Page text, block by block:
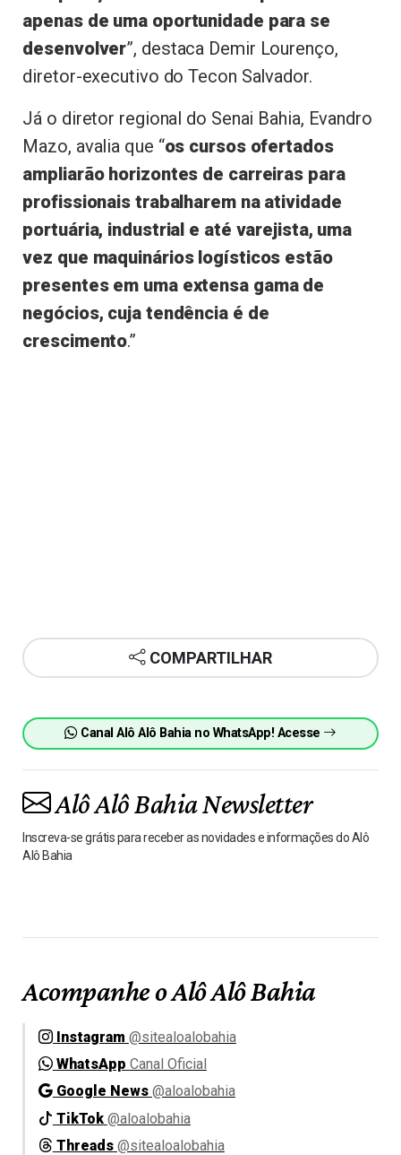
apenas de uma oportunidade para se
desenvolver”, destaca Demir Lourenço,
diretor-executivo do Tecon Salvador.
Já o diretor regional do Senai Bahia, Evandro
Mazo, avalia que “os cursos ofertados
ampliarão horizontes de carreiras para
profissionais trabalharem na atividade
portuária, industrial e até varejista, uma
vez que maquinários logísticos estão
presentes em uma extensa gama de
negócios, cuja tendência é de
crescimento.”
COMPARTILHAR
Canal Alô Alô Bahia no WhatsApp! Acesse
Alô Alô Bahia Newsletter
Inscreva-se grátis para receber as novidades e informações do Alô
Alô Bahia
Acompanhe o Alô Alô Bahia
Instagram @sitealoalobahia
WhatsApp Canal Oficial
Google News @aloalobahia
TikTok @aloalobahia
Threads @sitealoalobahia